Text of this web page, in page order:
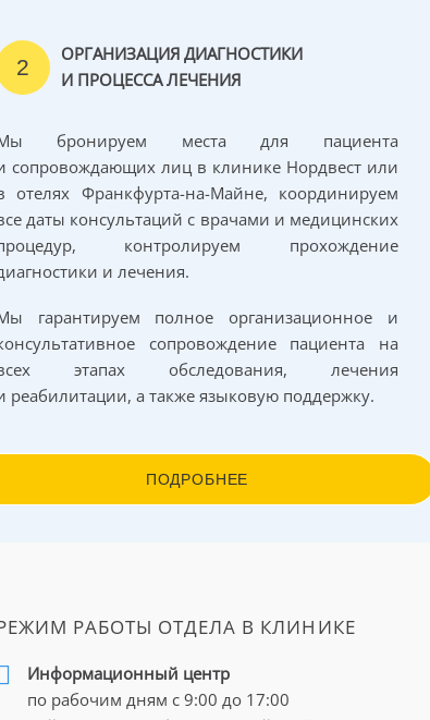
нервов – это прежде всего
функций.
обратиться к нейрохирургу, чтобы
опухоль.
Хирургическое удаление обычно
гистологического подтверждения и во
повреждения опорного нерва из-за
дальнейшего роста опухоли.
В клинике Нордвест эта процедура
интраоперационным
визуализацией, чтобы избежать
Стоимость лечения
злокачественных
2
ОРГАНИЗАЦИЯ ДИАГНОСТИКИ
И ПРОЦЕССА ЛЕЧЕНИЯ
бронируем места для пациента
сопровождающих лиц в клинике Нордвест или
отелях Франкфурта-на-Майне, координируем
даты консультаций с врачами и медицинских
контролируем прохождение
и лечения.
гарантируем полное организационное и
сопровождение пациента на
этапах обследования, лечения
реабилитации, а также языковую поддержку.
ПОДРОБНЕЕ
РАБОТЫ ОТДЕЛА В КЛИНИКЕ
Информационный центр
по рабочим дням с 9:00 до 17:00